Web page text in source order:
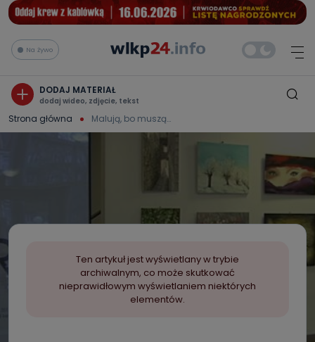
Na żywo
DODAJ MATERIAŁ
dodaj wideo, zdjęcie, tekst
Strona główna Malują, bo muszą…
Ten artykuł jest wyświetlany w trybie
archiwalnym, co może skutkować
nieprawidłowym wyświetlaniem niektórych
elementów.